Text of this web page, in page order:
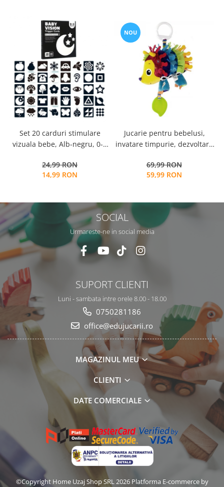
Set 20 carduri stimulare
vizuala bebe, Alb-negru, 0-3
24,99 RON
14,99 RON
NOU
Jucarie pentru bebelusi,
invatare timpurie, dezvoltare
0 luni, multicolor, Arici
69,99 RON
59,99 RON
SOCIAL
Urmareste-ne in social media
SUPORT CLIENTI
Luni - sambata intre orele 8.00 - 18.00
0750281186
office@edujucarii.ro
MAGAZINUL MEU
CLIENTI
DATE COMERCIALE
©Copyright Home Uzaj Shop SRL 2026 Platforma E-commerce by